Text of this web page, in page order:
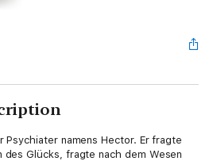
Psychiater namens Hector. Er fragte
des Glücks, fragte nach dem Wesen